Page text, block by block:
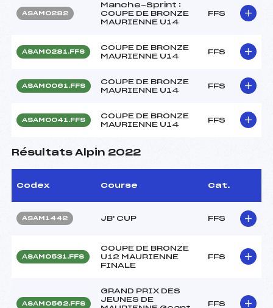
ASAM0282
Manche-Sprint :
COUPE DE BRONZE
MAURIENNE U14
FFS
ASAM0281.FFS
COUPE DE BRONZE
MAURIENNE U14
FFS
ASAM0061.FFS
COUPE DE BRONZE
MAURIENNE U14
FFS
ASAM0041.FFS
COUPE DE BRONZE
MAURIENNE U14
FFS
Résultats Alpin 2022
Codex Course Cat.
ASAM1442 JB' CUP FFS
ASAM0531.FFS
COUPE DE BRONZE
U12 MAURIENNE
FINALE
FFS
ASAM0562.FFS
GRAND PRIX DES
JEUNES DE
FFS